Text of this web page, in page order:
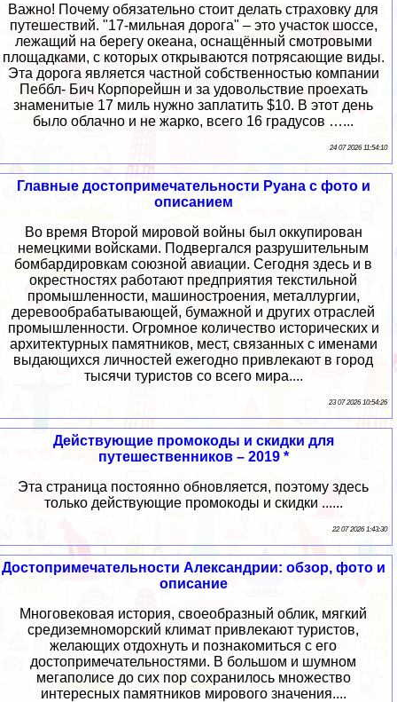
Важно! Почему обязательно стоит делать страховку для
путешествий. "17-мильная дорога" – это участок шоссе,
лежащий на берегу океана, оснащённый смотровыми
площадками, с которых открываются потрясающие виды.
Эта дорога является частной собственностью компании
Пеббл- Бич Корпорейшн и за удовольствие проехать
знаменитые 17 миль нужно заплатить $10. В этот день
было облачно и не жарко, всего 16 градусов …...
24 07 2026 11:54:10
Главные достопримечательности Руана с фото и
описанием
Во время Второй мировой войны был оккупирован
немецкими войсками. Подвергался разрушительным
бомбардировкам союзной авиации. Сегодня здесь и в
окрестностях работают предприятия текстильной
промышленности, машиностроения, металлургии,
деревообрабатывающей, бумажной и других отраслей
промышленности. Огромное количество исторических и
архитектурных памятников, мест, связанных с именами
выдающихся личностей ежегодно привлекают в город
тысячи туристов со всего мира....
23 07 2026 10:54:26
Действующие промокоды и скидки для
путешественников – 2019 *
Эта страница постоянно обновляется, поэтому здесь
только действующие промокоды и скидки ......
22 07 2026 1:43:30
Достопримечательности Александрии: обзор, фото и
описание
Многовековая история, своеобразный облик, мягкий
средиземноморский климат привлекают туристов,
желающих отдохнуть и познакомиться с его
достопримечательностями. В большом и шумном
мегаполисе до сих пор сохранилось множество
интересных памятников мирового значения....